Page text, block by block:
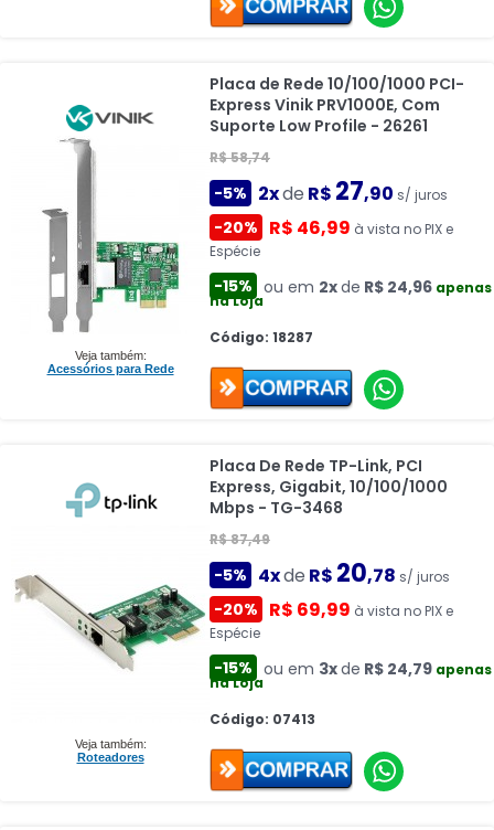
Veja também:
Acessórios para Rede
Placa de Rede 10/100/1000 PCI-
Express Vinik PRV1000E, Com
Suporte Low Profile - 26261
R$ 58,74
-5% 2xde R$ 27,90 s/ juros
-20% R$ 46,99 à vista no PIX e
Espécie
-15% ou em 2xde R$ 24,96 apenas
na Loja
Código: 18287
Veja também:
Roteadores
Placa De Rede TP-Link, PCI
Express, Gigabit, 10/100/1000
Mbps - TG-3468
R$ 87,49
-5% 4xde R$ 20,78 s/ juros
-20% R$ 69,99 à vista no PIX e
Espécie
-15% ou em 3xde R$ 24,79 apenas
na Loja
Código: 07413